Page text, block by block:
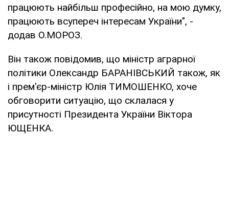
працюють найбільш професійно, на мою думку,
працюють всупереч інтересам України", -
додав О.МОРОЗ.
Він також повідомив, що міністр аграрної
політики Олександр БАРАНІВСЬКИЙ також, як
і прем'єр-міністр Юлія ТИМОШЕНКО, хоче
обговорити ситуацію, що склалася у
присутності Президента України Віктора
ЮЩЕНКА.